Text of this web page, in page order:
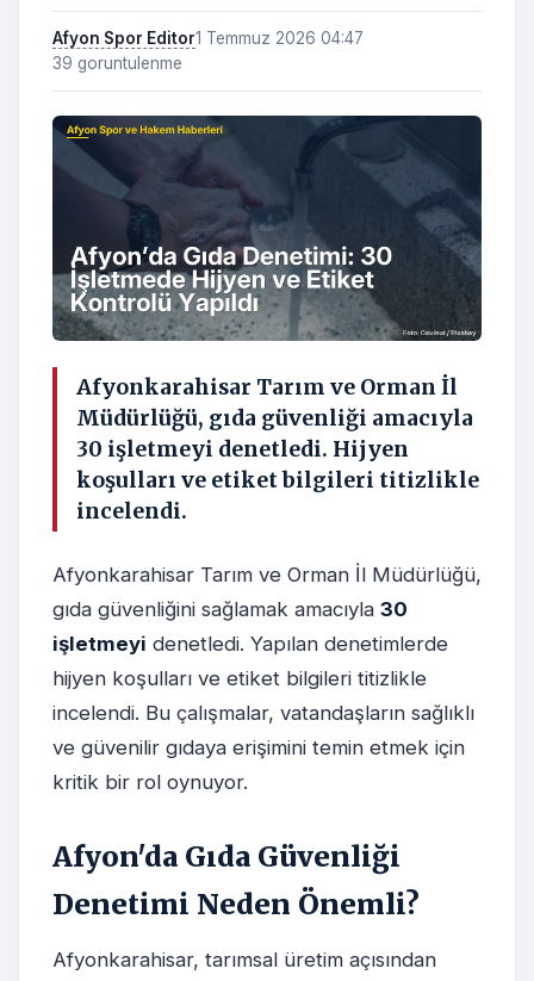
Afyon Spor Editor1 Temmuz 2026 04:47
39 goruntulenme
Afyonkarahisar Tarım ve Orman İl
Müdürlüğü, gıda güvenliği amacıyla
30 işletmeyi denetledi. Hijyen
koşulları ve etiket bilgileri titizlikle
incelendi.
Afyonkarahisar Tarım ve Orman İl Müdürlüğü,
gıda güvenliğini sağlamak amacıyla 30
işletmeyi denetledi. Yapılan denetimlerde
hijyen koşulları ve etiket bilgileri titizlikle
incelendi. Bu çalışmalar, vatandaşların sağlıklı
ve güvenilir gıdaya erişimini temin etmek için
kritik bir rol oynuyor.
Afyon'da Gıda Güvenliği
Denetimi Neden Önemli?
Afyonkarahisar, tarımsal üretim açısından